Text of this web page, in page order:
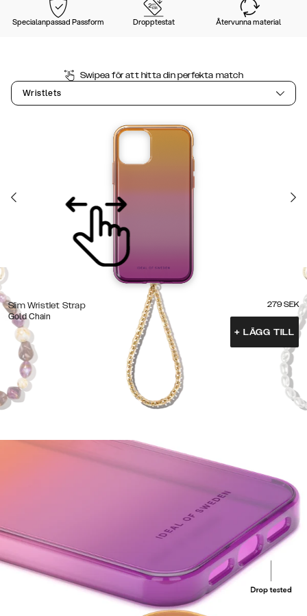
Specialanpassad Passform Dropptestat Återvunna material
Swipea för att hitta din perfekta match
Wristlets
Slim Wristlet Strap
Gold Chain
279 SEK
+ LÄGG TILL